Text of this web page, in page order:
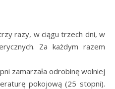
razy, w ciągu trzech dni, w
Za każdym razem
zamarzała odrobinę wolniej
pokojową (25 stopni).